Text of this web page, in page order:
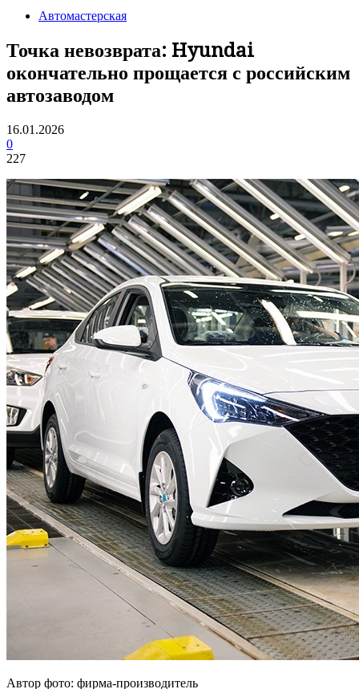
Автомастерская
Точка невозврата: Hyundai
окончательно прощается с российским
автозаводом
16.01.2026
0
227
Автор фото: фирма-производитель